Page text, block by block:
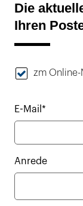
Die
Ihren
zm Online-
E-Mail*
Anrede